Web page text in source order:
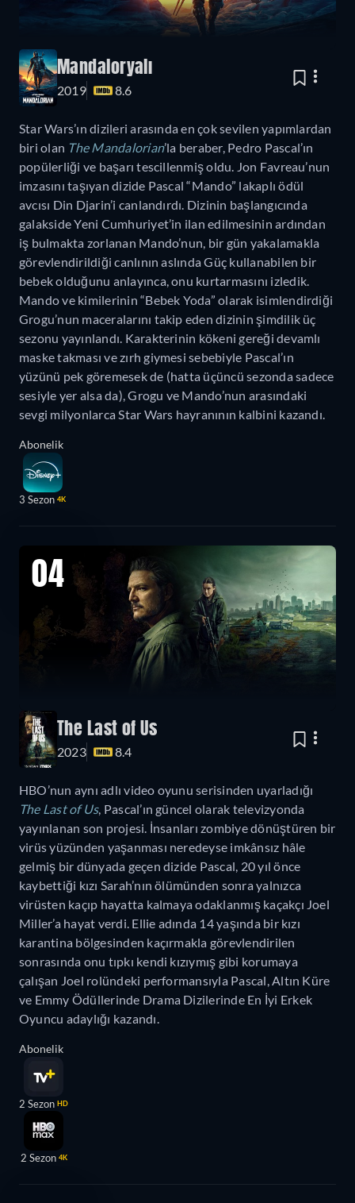
Mandaloryalı
2019 8.6
Star Wars’ın dizileri arasında en çok sevilen yapımlardan
biri olan The Mandalorian’la beraber, Pedro Pascal’ın
popülerliği ve başarı tescillenmiş oldu. Jon Favreau’nun
imzasını taşıyan dizide Pascal “Mando” lakaplı ödül
avcısı Din Djarin’i canlandırdı. Dizinin başlangıcında
galakside Yeni Cumhuriyet’in ilan edilmesinin ardından
iş bulmakta zorlanan Mando’nun, bir gün yakalamakla
görevlendirildiği canlının aslında Güç kullanabilen bir
bebek olduğunu anlayınca, onu kurtarmasını izledik.
Mando ve kimilerinin “Bebek Yoda” olarak isimlendirdiği
Grogu’nun maceralarını takip eden dizinin şimdilik üç
sezonu yayınlandı. Karakterinin kökeni gereği devamlı
maske takması ve zırh giymesi sebebiyle Pascal’ın
yüzünü pek göremesek de (hatta üçüncü sezonda sadece
sesiyle yer alsa da), Grogu ve Mando’nun arasındaki
sevgi milyonlarca Star Wars hayranının kalbini kazandı.
Abonelik
3 Sezon 4K
04
The Last of Us
2023 8.4
HBO’nun aynı adlı video oyunu serisinden uyarladığı
The Last of Us, Pascal’ın güncel olarak televizyonda
yayınlanan son projesi. İnsanları zombiye dönüştüren bir
virüs yüzünden yaşanması neredeyse imkânsız hâle
gelmiş bir dünyada geçen dizide Pascal, 20 yıl önce
kaybettiği kızı Sarah’nın ölümünden sonra yalnızca
virüsten kaçıp hayatta kalmaya odaklanmış kaçakçı Joel
Miller’a hayat verdi. Ellie adında 14 yaşında bir kızı
karantina bölgesinden kaçırmakla görevlendirilen
sonrasında onu tıpkı kendi kızıymış gibi korumaya
çalışan Joel rolündeki performansıyla Pascal, Altın Küre
ve Emmy Ödüllerinde Drama Dizilerinde En İyi Erkek
Oyuncu adaylığı kazandı.
Abonelik
2 Sezon HD
2 Sezon 4K